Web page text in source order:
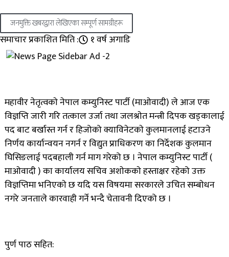
जनमुक्ति खबरद्वारा लेखिएका सम्पूर्ण सामग्रीहरू
समाचार प्रकाशित मिति : १ वर्ष अगाडि
महावीर नेतृत्वकाे नेपाल कम्युनिस्ट पार्टी (माओवादी) ले आज एक
विज्ञप्ति जारी गरि तत्काल उर्जा तथा जलश्राेत मन्त्री दिपक खड्कालाई
पद बाट बर्खास्त गर्न र हिजोको क्याविनेटकाे कुलमानलाई हटाउने
निर्णय कार्यान्वयन नगर्न र विद्युत प्राधिकरण का निर्देशक कुलमान
घिसिङलाई पदबहाली गर्न माग गरेको छ । नेपाल कम्युनिस्ट पार्टी (
माओवादी ) का कार्यालय सचिव अशाेककाे हस्ताक्षर रहेको उक्त
विज्ञप्तिमा भनिएकाे छ यदि यस विषयमा सरकारले उचित सम्बाेधन
नगरे जनताले कारवाही गर्ने भन्दै चेतावनी दिएको छ ।
पुर्ण पाठ सहित: